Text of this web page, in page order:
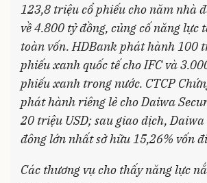
123,8 triệu cổ phiếu cho năm nhà
về 4.800 tỷ đồng, củng cố năng lực
toàn vốn. HDBank phát hành 100
phiếu xanh quốc tế cho IFC và
phiếu xanh trong nước. CTCP
phát hành riêng lẻ cho Daiwa
20 triệu USD; sau giao dịch,
đông lớn nhất sở hữu 15,26% vốn
Các thương vụ cho thấy năng lực